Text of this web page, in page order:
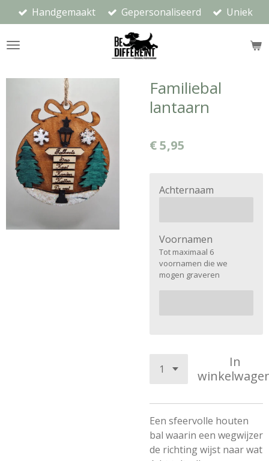
direct
naar
Handgemaakt Gepersonaliseerd Uniek
Familiebal
lantaarn
€ 5,95
Achternaam
Voornamen
Tot maximaal 6
voornamen die we
mogen graveren
In
Een sfeervolle houten
bal waarin een wegwijzer
de richting wijst naar wat